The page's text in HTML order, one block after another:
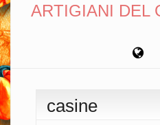
ARTIGIANI DEL
casine